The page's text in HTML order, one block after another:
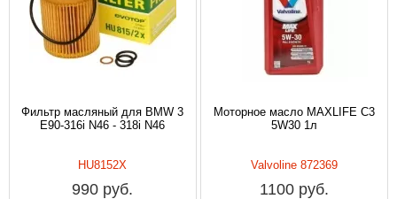
Фильтр масляный для BMW 3
E90-316i N46 - 318i N46
HU8152X
990 руб.
Моторное масло MAXLIFE C3
5W30 1л
Valvoline 872369
1100 руб.